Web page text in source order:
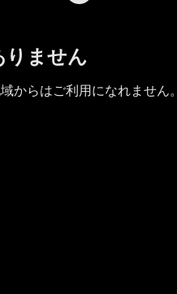
りません
からはご利用になれません。